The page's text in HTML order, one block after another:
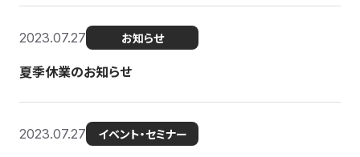
2023.07.27 お知らせ
夏季休業のお知らせ
2023.07.27 イベント・セミナー